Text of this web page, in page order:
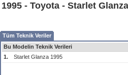
1995 - Toyota - Starlet Glanza
Tüm Teknik Veriler
Bu Modelin Teknik Verileri
1.
Starlet Glanza 1995